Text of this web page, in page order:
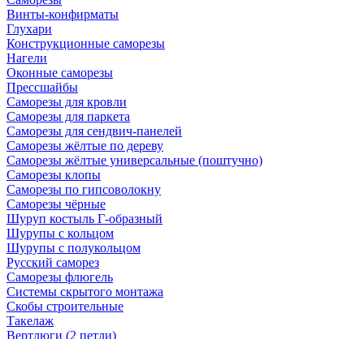
Винты-конфирматы
Глухари
Конструкционные саморезы
Нагели
Оконные саморезы
Прессшайбы
Саморезы для кровли
Саморезы для паркета
Саморезы для сендвич-панелей
Саморезы жёлтые по дереву
Саморезы жёлтые универсальные (поштучно)
Саморезы клопы
Саморезы по гипсоволокну
Саморезы чёрные
Шуруп костыль Г-образный
Шурупы с кольцом
Шурупы с полукольцом
Русский саморез
Саморезы флюгель
Системы скрытого монтажа
Скобы строительные
Такелаж
Вертлюги (2 петли)